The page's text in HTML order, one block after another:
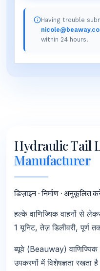
Having trouble
within 24 hours.
Hydraulic Tail
Manufacturer
डिज़ाइन · निर्माण · अनुकूलित
हल्के वाणिज्यिक वाहनों से
1 यूनिट, तेज़ डिलीवरी, पूर्ण
ब्यूवे (Beauway)
उपकरणों में विशेषज्ञता